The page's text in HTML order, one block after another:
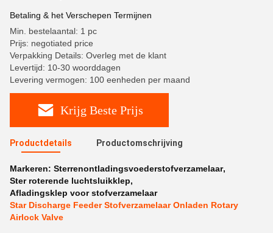
Betaling & het Verschepen Termijnen
Min. bestelaantal: 1 pc
Prijs: negotiated price
Verpakking Details: Overleg met de klant
Levertijd: 10-30 woorddagen
Levering vermogen: 100 eenheden per maand
Krijg Beste Prijs
Productdetails Productomschrijving
Markeren: Sterrenontladingsvoederstofverzamelaar,
Ster roterende luchtsluikklep,
Afladingsklep voor stofverzamelaar
Star Discharge Feeder Stofverzamelaar Onladen Rotary
Airlock Valve